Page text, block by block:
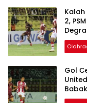
2,
Gol